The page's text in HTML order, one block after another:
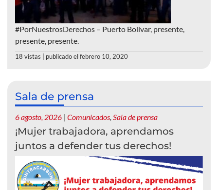
#PorNuestrosDerechos – Puerto Bolívar, presente,
presente, presente.
18 vistas publicado el febrero 10, 2020
Sala de prensa
6 agosto, 2026 | Comunicados, Sala de prensa
¡Mujer trabajadora, aprendamos
juntos a defender tus derechos!